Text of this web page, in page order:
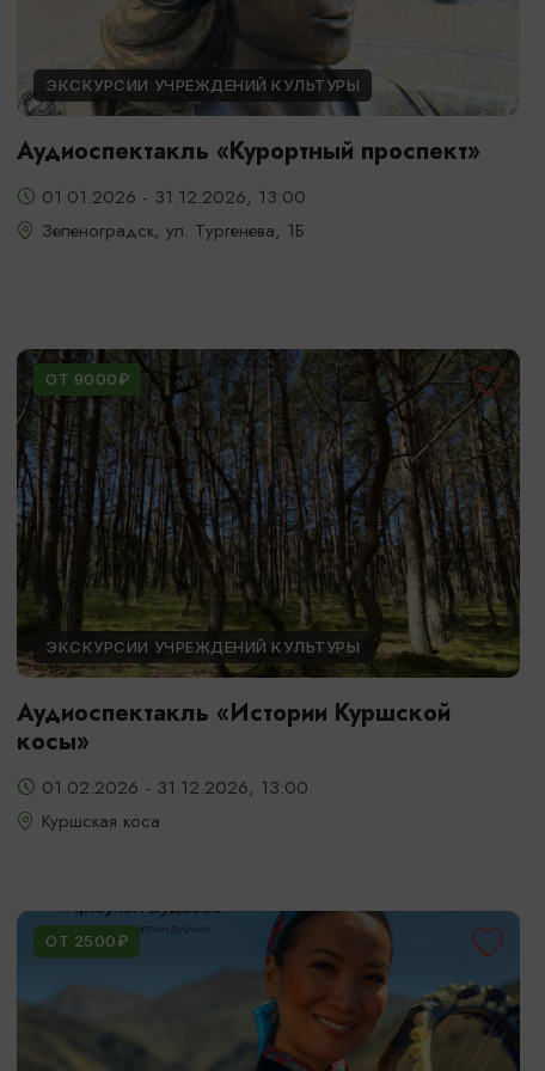
ЭКСКУРСИИ УЧРЕЖДЕНИЙ КУЛЬТУРЫ
Аудиоспектакль «Курортный проспект»
01.01.2026 - 31.12.2026, 13:00
Зеленоградск, ул. Тургенева, 1Б
ОТ 9000₽
ЭКСКУРСИИ УЧРЕЖДЕНИЙ КУЛЬТУРЫ
Аудиоспектакль «Истории Куршской
косы»
01.02.2026 - 31.12.2026, 13:00
Куршская коса
ОТ 2500₽